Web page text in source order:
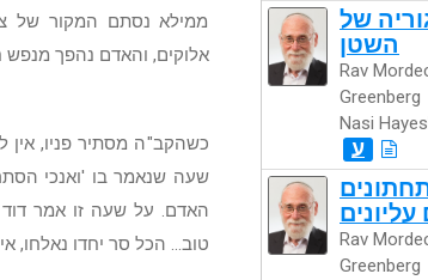
ממילא נסתם המקור של
אלוקים, והאדם נהפך מנפש
כשהקב"ה מסתיר פניו,
שעה שנאמר בו 'ואנכי
האדם. על שעה זו אמר דוד
טוב... הכל סר יחדו נאלחו,
של
השטן
Rav
Greenberg
Nasi
ע
עליונים
Rav
Greenberg